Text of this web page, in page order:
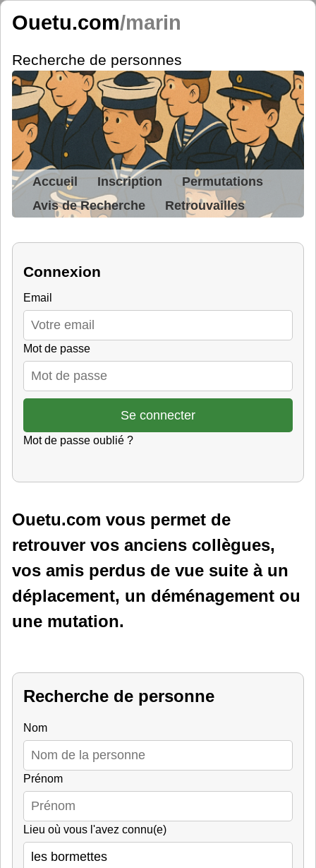
Ouetu.com/marin
Recherche de personnes
Accueil Inscription
Permutations
Avis de Recherche
Retrouvailles
Connexion
Email
Mot de passe
Mot de passe oublié ?
Ouetu.com vous permet de
retrouver vos anciens collègues,
vos amis perdus de vue suite à un
déplacement, un déménagement ou
une mutation.
Recherche de personne
Nom
Prénom
Lieu où vous l'avez connu(e)